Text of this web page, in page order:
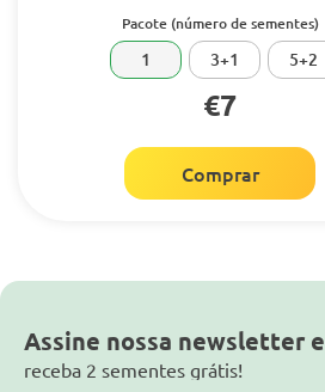
Pacote (número de sementes)
1 3+1 5+2
€7
Comprar
Assine nossa newsletter e
receba 2 sementes grátis!